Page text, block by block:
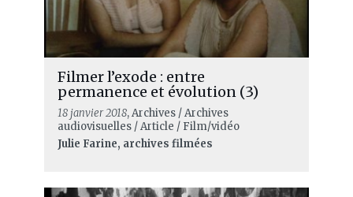
Filmer l’exode : entre
permanence et évolution (3)
18 janvier 2018, Archives / Archives
audiovisuelles / Article / Film/vidéo
Julie Farine, archives filmées